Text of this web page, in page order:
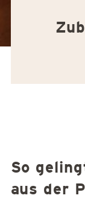
So
aus der